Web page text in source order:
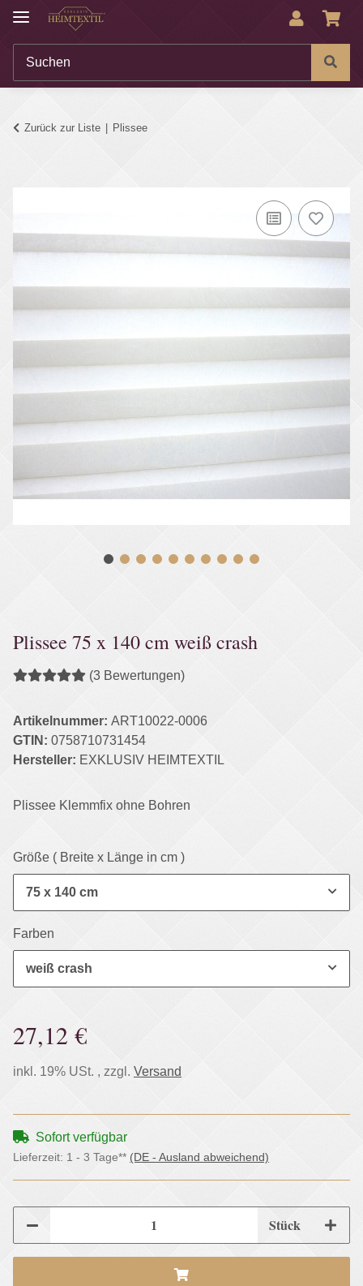
Zurück zur Liste Plissee
Plissee 75 x 140 cm weiß crash
(3 Bewertungen)
Artikelnummer: ART10022-0006
GTIN: 0758710731454
Hersteller: EXKLUSIV HEIMTEXTIL
Plissee Klemmfix ohne Bohren
Größe ( Breite x Länge in cm )
75 x 140 cm
Farben
weiß crash
27,12 €
inkl. 19% USt. , zzgl. Versand
Sofort verfügbar
Lieferzeit: 1 - 3 Tage** (DE - Ausland abweichend)
Stück